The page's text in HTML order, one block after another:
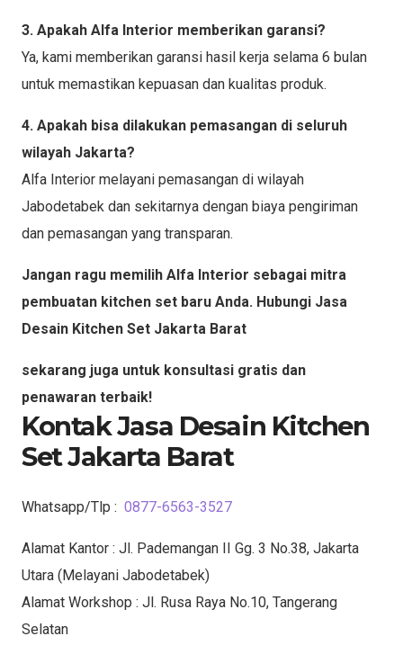
3. Apakah Alfa Interior memberikan garansi?
Ya, kami memberikan garansi hasil kerja selama 6 bulan
untuk memastikan kepuasan dan kualitas produk.
4. Apakah bisa dilakukan pemasangan di seluruh
wilayah Jakarta?
Alfa Interior melayani pemasangan di wilayah
Jabodetabek dan sekitarnya dengan biaya pengiriman
dan pemasangan yang transparan.
Jangan ragu memilih Alfa Interior sebagai mitra
pembuatan kitchen set baru Anda. Hubungi Jasa
Desain Kitchen Set Jakarta Barat
sekarang juga untuk konsultasi gratis dan
penawaran terbaik!
Kontak Jasa Desain Kitchen
Set Jakarta Barat
Whatsapp/Tlp : 0877-6563-3527
Alamat Kantor : Jl. Pademangan II Gg. 3 No.38, Jakarta
Utara (Melayani Jabodetabek)
Alamat Workshop : Jl. Rusa Raya No.10, Tangerang
Selatan